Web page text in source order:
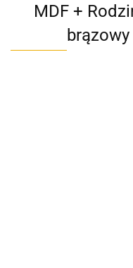
MDF +